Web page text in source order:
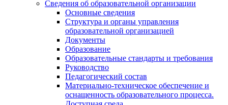
Сведения об образовательной организации
Основные сведения
Структура и органы управления
образовательной организацией
Документы
Образование
Образовательные стандарты и требования
Руководство
Педагогический состав
Материально-техническое обеспечение и
оснащенность образовательного процесса.